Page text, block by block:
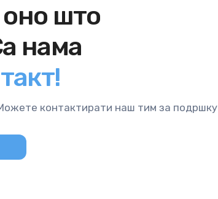
што
нама
контактирати наш тим за подршку